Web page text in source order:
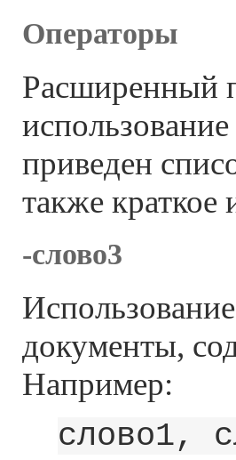
Операторы
Расширенный
приведен
также краткое
-слово3
документы,
Например:
слово1,